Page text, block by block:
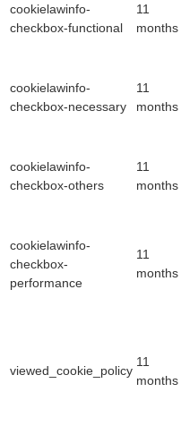
cookielawinfo-
checkbox-functional
11
months
cookielawinfo-
checkbox-necessary
11
months
cookielawinfo-
checkbox-others
11
months
cookielawinfo-
checkbox-
performance
11
months
viewed_cookie_policy
11
months